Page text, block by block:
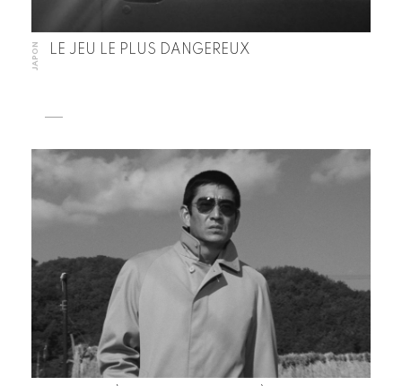
JAPON LE JEU LE PLUS DANGEREUX